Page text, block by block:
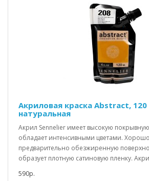
Акриловая краска Abstract,
натуральная
Акрил Sennelier имеет высокую
обладает интенсивными цветами.
предварительно обезжиренную
образует плотную сатиновую пленку.
590р.